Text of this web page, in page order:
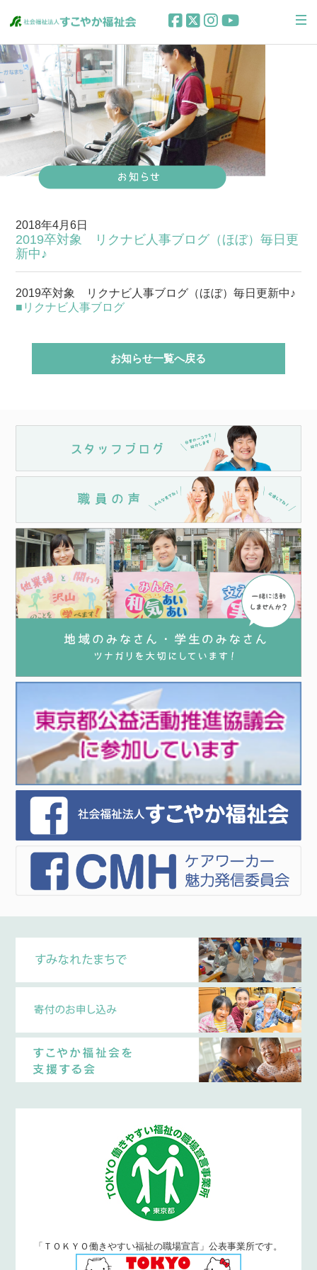
2018年4月6日
2019卒対象 リクナビ人事ブログ（ほぼ）毎日更
新中♪
2019卒対象 リクナビ人事ブログ（ほぼ）毎日更新中♪
■リクナビ人事ブログ
お知らせ一覧へ戻る
「ＴＯＫＹＯ働きやすい福祉の職場宣言」公表事業所です。